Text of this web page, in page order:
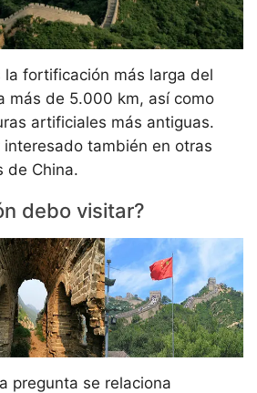
la fortificación más larga del
más de 5.000 km, así como
artificiales más antiguas.
también en otras
de China.
debo visitar?
pregunta se relaciona